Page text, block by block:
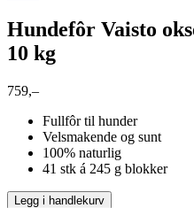
Hundefôr Vaisto
10 kg
759,–
Fullfôr til hunder
Velsmakende og sunt
100% naturlig
41 stk á 245 g blokker
Legg i handlekurv